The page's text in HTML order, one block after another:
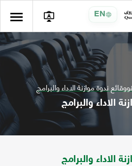
EN
ندوة موازنة الاداء والبرامج
الاداء والبرامج
الاداء والبرامج